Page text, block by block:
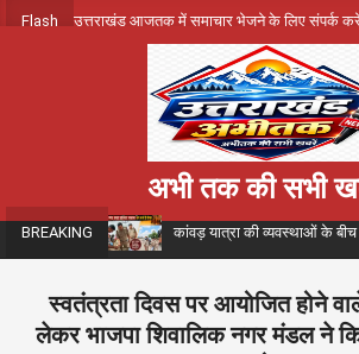
SkipFlash उत्तराखंड आजतक में समाचार भेजने के लिए संपर्क
अभी तक की सभी
BREAKING कांवड़ यात्रा की व्यवस्थाओं के
स्वतंत्रता दिवस पर आयोजित होने
लेकर भाजपा शिवालिक नगर मंडल ने